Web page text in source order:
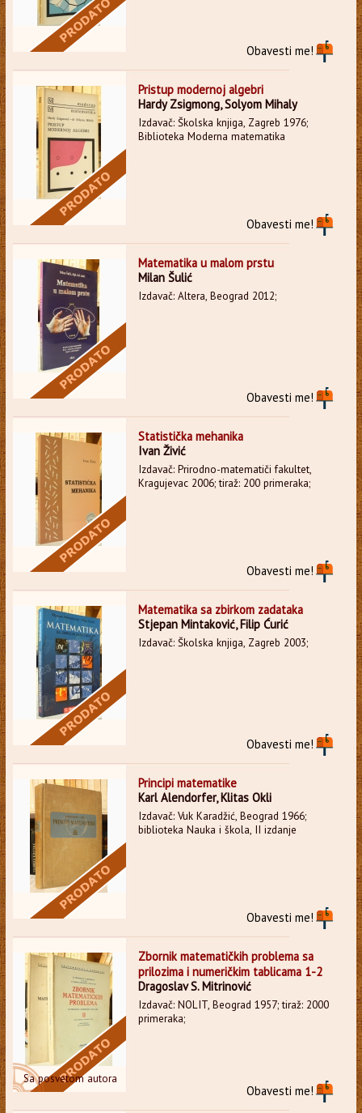
Obavesti me!
Pristup modernoj algebri
Hardy Zsigmong, Solyom Mihaly
Izdavač: Školska knjiga, Zagreb 1976;
Biblioteka Moderna matematika
Obavesti me!
Matematika u malom prstu
Milan Šulić
Izdavač: Altera, Beograd 2012;
Obavesti me!
Statistička mehanika
Ivan Živić
Izdavač: Prirodno-matematiči fakultet,
Kragujevac 2006; tiraž: 200 primeraka;
Obavesti me!
Matematika sa zbirkom zadataka
Stjepan Mintaković, Filip Ćurić
Izdavač: Školska knjiga, Zagreb 2003;
Obavesti me!
Principi matematike
Karl Alendorfer, Klitas Okli
Izdavač: Vuk Karadžić, Beograd 1966;
biblioteka Nauka i škola, II izdanje
Obavesti me!
Zbornik matematičkih problema sa
prilozima i numeričkim tablicama 1-2
Dragoslav S. Mitrinović
Sa posvetom autora
Izdavač: NOLIT, Beograd 1957; tiraž: 2000
primeraka;
Obavesti me!